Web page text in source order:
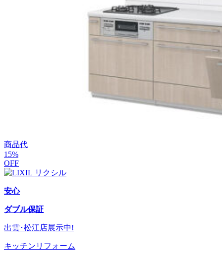
商品代
15%
OFF
安心
ダブル保証
出雲･松江店展示中!
キッチンリフォーム